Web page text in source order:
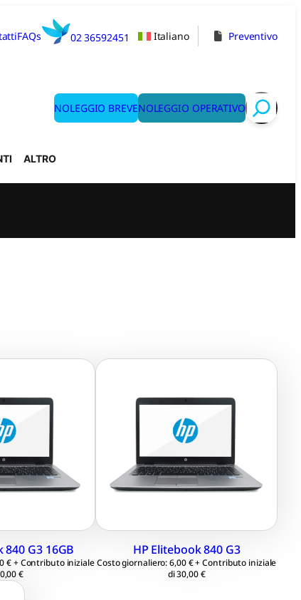
FAQs 02 36592451 Italiano Preventivo
NOLEGGIO BREVENOLEGGIO OPERATIVO Search
ALTRO
840 G3 16GB
€ + Contributo iniziale
€
i5-6300U
M.2
HP Elitebook 840 G3
Costo giornaliero: 6,00 € + Contributo iniziale
di 30,00 €
Full HD
Intel Core i5-6300U
2.60 GHz
Ram 8 GB
SSD 256 GB M.2